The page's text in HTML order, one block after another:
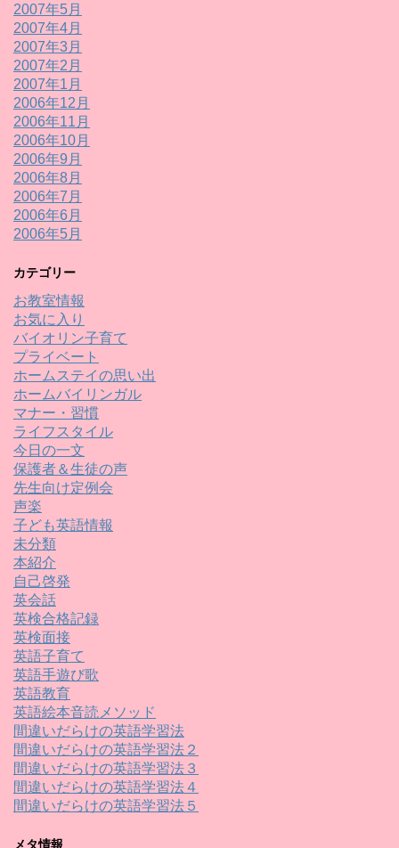
2007年5月
2007年4月
2007年3月
2007年2月
2007年1月
2006年12月
2006年11月
2006年10月
2006年9月
2006年8月
2006年7月
2006年6月
2006年5月
カテゴリー
お教室情報
お気に入り
バイオリン子育て
プライベート
ホームステイの思い出
ホームバイリンガル
マナー・習慣
ライフスタイル
今日の一文
保護者＆生徒の声
先生向け定例会
声楽
子ども英語情報
未分類
本紹介
自己啓発
英会話
英検合格記録
英検面接
英語子育て
英語手遊び歌
英語教育
英語絵本音読メソッド
間違いだらけの英語学習法
間違いだらけの英語学習法２
間違いだらけの英語学習法３
間違いだらけの英語学習法４
間違いだらけの英語学習法５
メタ情報